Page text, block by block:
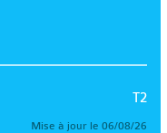
T2
Mise à jour le 06/08/26